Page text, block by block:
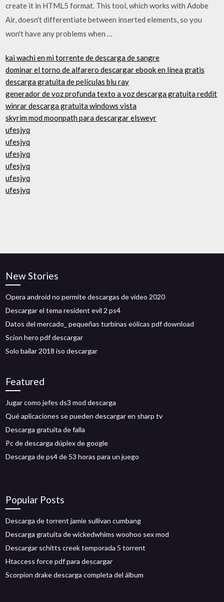
create it in HTML5 format. This tool, which works with Adobe
Air, doesn't differentiate between inserted elements, so you
won't have any problems when …
kai wachi en mi torrente de descarga de sangre
dominar el torno de alfarero descargar ebook en línea gratis
descarga gratuita de películas blu ray
generador de voz profunda texto a voz descarga gratuita reddit
winrar descarga gratuita windows vista
skyrim mod moonpath para descargar elsweyr
ufesjyq
ufesjyq
ufesjyq
ufesjyq
ufesjyq
ufesjyq
New Stories
Opera android no permite descargas de video 2020
Descargar el tema resident evil 2 ps4
Datos del mercado_ pequeñas turbinas eólicas pdf download
Scion hero pdf descargar
Solo bailar 2018 iso descargar
Featured
Jugar como jefes ds3 mod descarga
Qué aplicaciones se pueden descargar en sharp tv
Descarga gratuita de falla
Pc de descarga dúplex de google
Descarga de ps4 de 53 horas para un juego
Popular Posts
Descarga de torrent jamie sullivan cumbang
Descarga gratuita de wickedwhims woohoo sex mod
Descargar schitts creek temporada 5 torrent
Htaccess force pdf para descargar
Scorpion drake descarga completa del álbum